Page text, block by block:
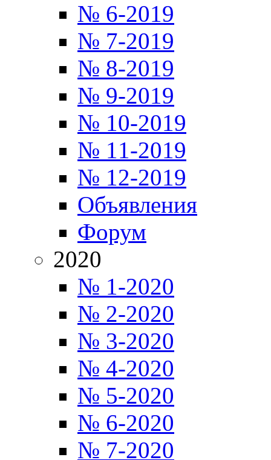
№ 6-2019
№ 7-2019
№ 8-2019
№ 9-2019
№ 10-2019
№ 11-2019
№ 12-2019
Объявления
Форум
2020
№ 1-2020
№ 2-2020
№ 3-2020
№ 4-2020
№ 5-2020
№ 6-2020
№ 7-2020